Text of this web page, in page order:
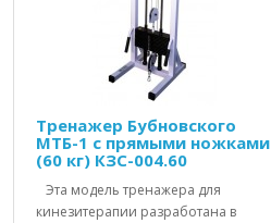
Тренажер Бубновского
МТБ-1 с прямыми ножками
(60 кг) КЗС-004.60
Эта модель тренажера для
кинезитерапии разработана в